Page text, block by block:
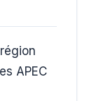
APEC